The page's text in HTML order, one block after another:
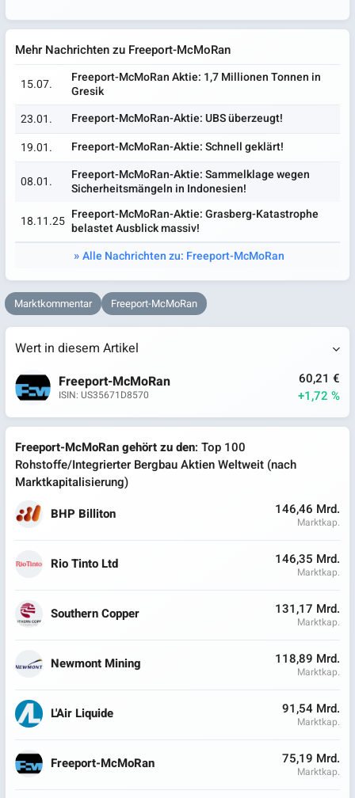
Mehr Nachrichten zu Freeport-McMoRan
15.07.
Freeport-McMoRan Aktie: 1,7 Millionen Tonnen in
Gresik
23.01.
Freeport-McMoRan-Aktie: UBS überzeugt!
19.01.
Freeport-McMoRan-Aktie: Schnell geklärt!
08.01.
Freeport-McMoRan-Aktie: Sammelklage wegen
Sicherheitsmängeln in Indonesien!
18.11.25 Freeport-McMoRan-Aktie: Grasberg-Katastrophe
belastet Ausblick massiv!
Alle Nachrichten zu: Freeport-McMoRan
Marktkommentar Freeport-McMoRan
Wert in diesem Artikel
Freeport-McMoRan
ISIN: US35671D8570
60,21 €
+1,72 %
Freeport-McMoRan gehört zu den: Top 100
Rohstoffe/Integrierter Bergbau Aktien Weltweit (nach
Marktkapitalisierung)
BHP Billiton
146,46 Mrd.
Marktkap.
Rio Tinto Ltd 146,35 Mrd.
Marktkap.
Southern Copper 131,17 Mrd.
Marktkap.
Newmont Mining 118,89 Mrd.
Marktkap.
L'Air Liquide 91,54 Mrd.
Marktkap.
Freeport-McMoRan 75,19 Mrd.
Marktkap.